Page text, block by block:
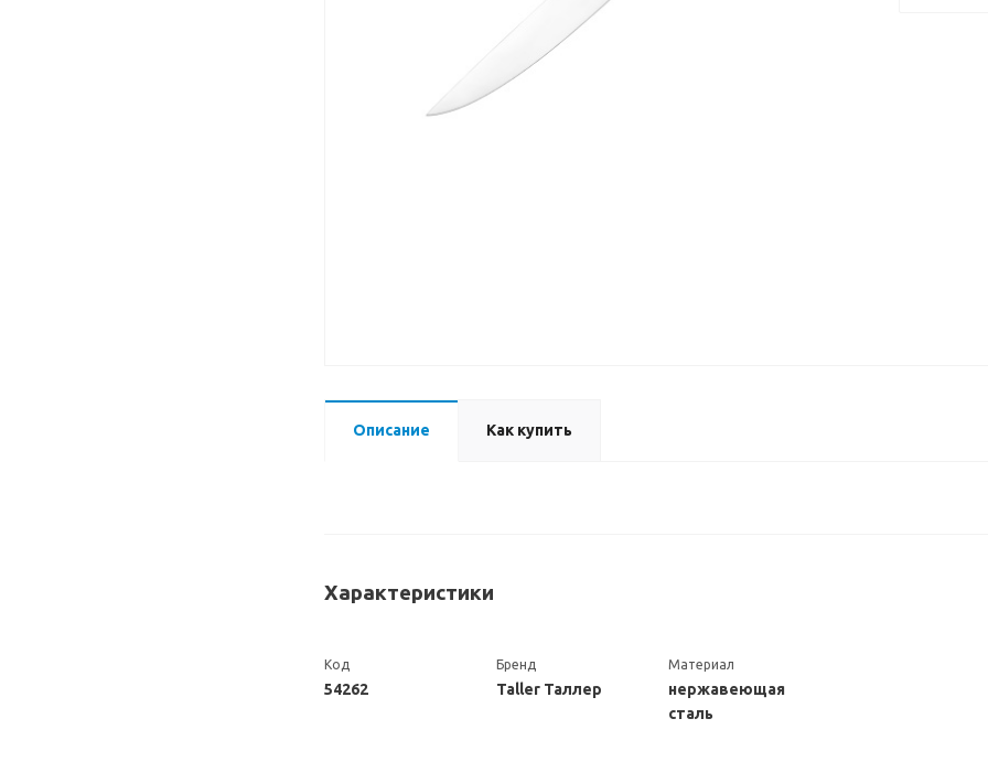
Описание Как купить
Характеристики
Код
54262
Бренд
Taller Таллер
Материал
нержавеющая
сталь